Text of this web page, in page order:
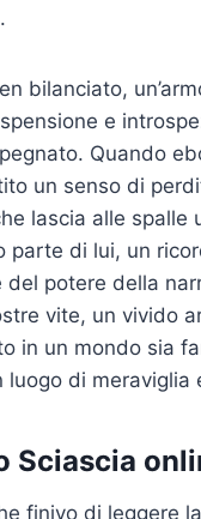
bilanciato,
e
Quando
un senso di
lascia alle spalle
parte di lui, un
del potere della
vite, un vivido
in un mondo sia
luogo di meraviglia
Sciascia
finivo di leggere